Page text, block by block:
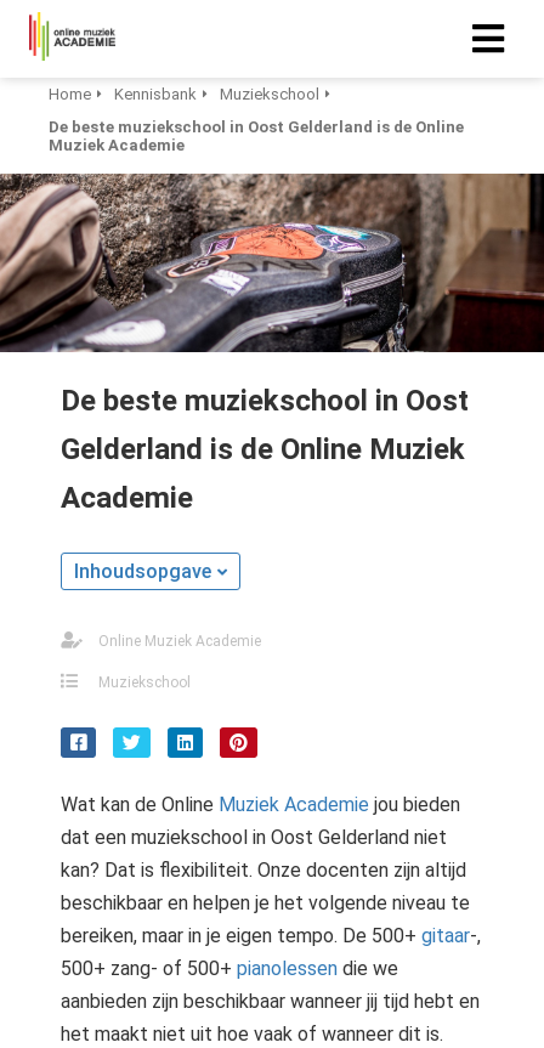
Home Kennisbank
Muziekschool
De beste muziekschool in Oost Gelderland is de Online
Muziek Academie
De beste muziekschool in Oost
Gelderland is de Online Muziek
Academie
Inhoudsopgave
Online Muziek Academie
Muziekschool
Wat kan de Online Muziek Academie jou bieden
dat een muziekschool in Oost Gelderland niet
kan? Dat is flexibiliteit. Onze docenten zijn altijd
beschikbaar en helpen je het volgende niveau te
bereiken, maar in je eigen tempo. De 500+ gitaar-,
500+ zang- of 500+ pianolessen die we
aanbieden zijn beschikbaar wanneer jij tijd hebt en
het maakt niet uit hoe vaak of wanneer dit is.